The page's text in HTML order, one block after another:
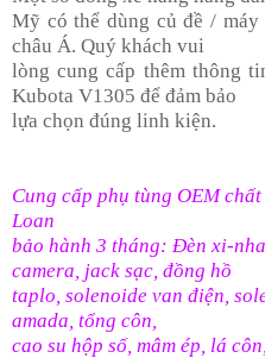
Mỹ có thể dùng củ đề /
châu Á. Quý khách vui
lòng cung cấp thêm thông
Kubota V1305 để đảm bảo
lựa chọn đúng linh kiện.
Cung cấp phụ tùng OEM
Loan
bảo hành 3 tháng: Đèn xi-
camera, jack sạc, đồng hồ
taplo, solenoide van điện,
amada, tổng côn,
cao su hộp số, mâm ép, lá